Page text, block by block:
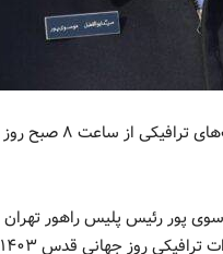
پور رئیس پلیس راهور
جهانی قدس ۱۴۰۳ را اعلام کرد.